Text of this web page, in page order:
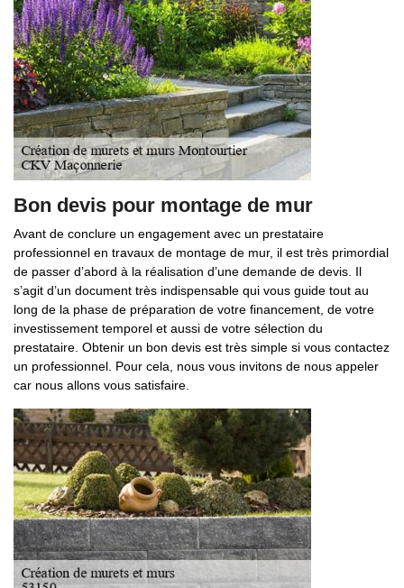
Bon devis pour montage de mur
Avant de conclure un engagement avec un prestataire
professionnel en travaux de montage de mur, il est très primordial
de passer d’abord à la réalisation d’une demande de devis. Il
s’agit d’un document très indispensable qui vous guide tout au
long de la phase de préparation de votre financement, de votre
investissement temporel et aussi de votre sélection du
prestataire. Obtenir un bon devis est très simple si vous contactez
un professionnel. Pour cela, nous vous invitons de nous appeler
car nous allons vous satisfaire.